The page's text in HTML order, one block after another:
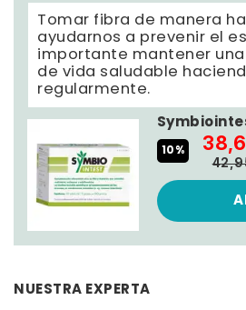
Tomar fibra de manera
ayudarnos a prevenir el
importante mantener
de vida saludable
regularmente.
10%
NUESTRA EXPERTA